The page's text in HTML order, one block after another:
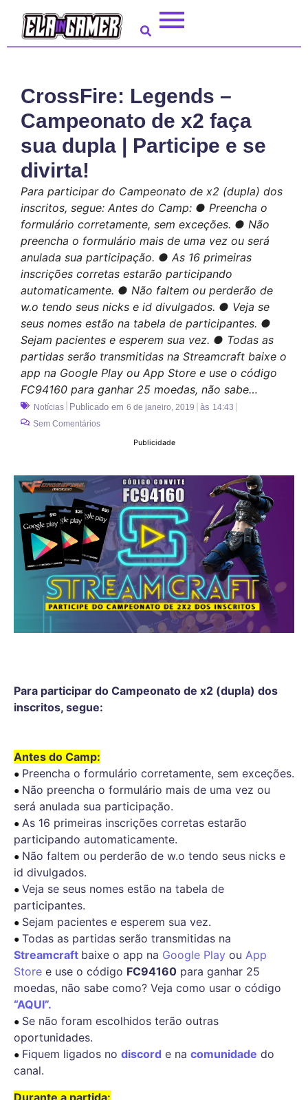
CrossFire: Legends –
Campeonato de x2 faça
sua dupla | Participe e se
divirta!
Para participar do Campeonato de x2 (dupla) dos
inscritos, segue: Antes do Camp: ● Preencha o
formulário corretamente, sem exceções. ● Não
preencha o formulário mais de uma vez ou será
anulada sua participação. ● As 16 primeiras
inscrições corretas estarão participando
automaticamente. ● Não faltem ou perderão de
w.o tendo seus nicks e id divulgados. ● Veja se
seus nomes estão na tabela de participantes. ●
Sejam pacientes e esperem sua vez. ● Todas as
partidas serão transmitidas na Streamcraft baixe o
app na Google Play ou App Store e use o código
FC94160 para ganhar 25 moedas, não sabe…
Notícias Publicado em 6 de janeiro, 2019 às 14:43
Sem Comentários
Publicidade
Para participar do Campeonato de x2 (dupla) dos
inscritos, segue:
Antes do Camp:
● Preencha o formulário corretamente, sem exceções.
● Não preencha o formulário mais de uma vez ou
será anulada sua participação.
● As 16 primeiras inscrições corretas estarão
participando automaticamente.
● Não faltem ou perderão de w.o tendo seus nicks e
id divulgados.
● Veja se seus nomes estão na tabela de
participantes.
● Sejam pacientes e esperem sua vez.
● Todas as partidas serão transmitidas na
Streamcraft baixe o app na Google Play ou App
Store e use o código FC94160 para ganhar 25
moedas, não sabe como? Veja como usar o código
“AQUI”.
● Se não foram escolhidos terão outras
oportunidades.
● Fiquem ligados no discord e na comunidade do
canal.
Durante a partida: